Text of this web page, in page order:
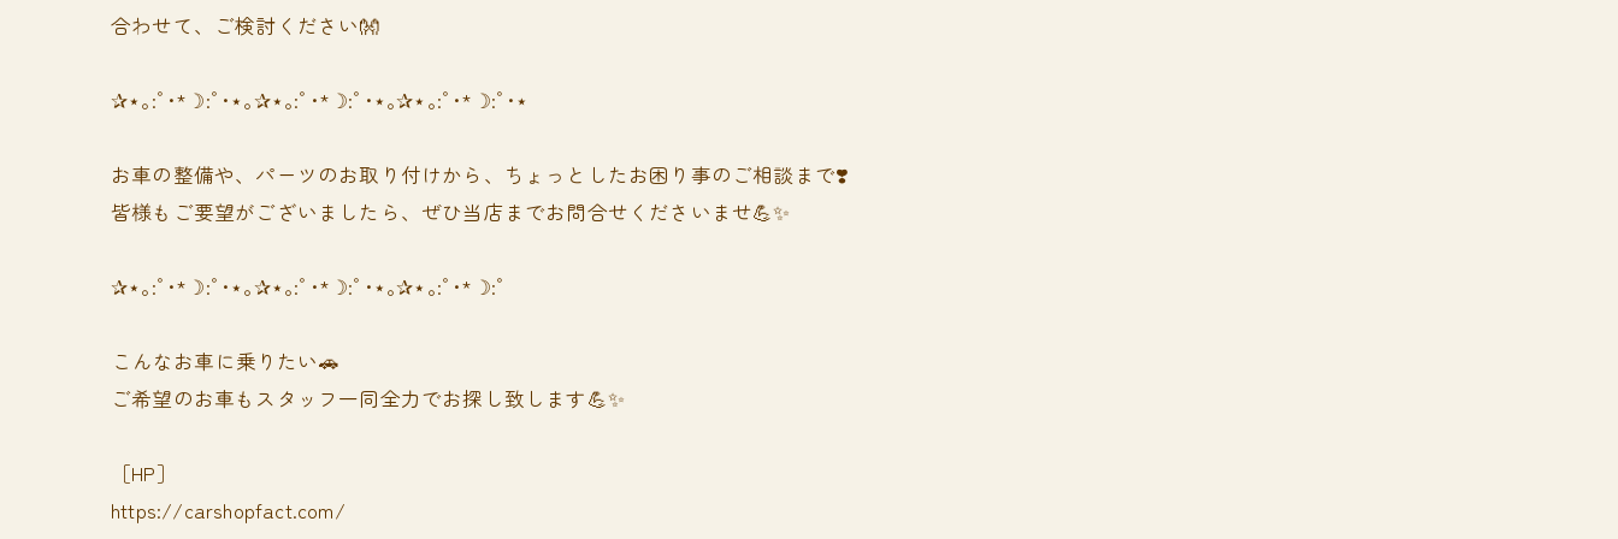
合わせて、ご検討ください👐
✰⋆｡:ﾟ･*☽:ﾟ･⋆｡✰⋆｡:ﾟ･*☽:ﾟ･⋆｡✰⋆｡:ﾟ･*☽:ﾟ･⋆
お車の整備や、パーツのお取り付けから、ちょっとしたお困り事のご相談まで❣️
皆様もご要望がございましたら、ぜひ当店までお問合せくださいませ💪✨
✰⋆｡:ﾟ･*☽:ﾟ･⋆｡✰⋆｡:ﾟ･*☽:ﾟ･⋆｡✰⋆｡:ﾟ･*☽:ﾟ
⁡⁡⁡こんなお車に乗りたい🚗
ご希望のお車もスタッフ一同全力でお探し致します💪✨
［HP］
https://carshopfact.com/